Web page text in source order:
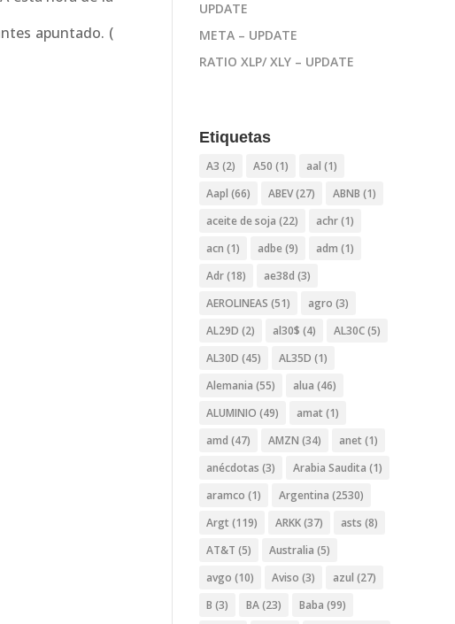
apuntado. (
UPDATE
META – UPDATE
RATIO XLP/ XLY – UPDATE
Etiquetas
A3 (2) A50 (1) aal (1)
Aapl (66) ABEV(27) ABNB (1)
aceite de soja (22) achr(1)
acn (1) adbe (9) adm (1)
Adr(18) ae38d (3)
AEROLINEAS (51) agro (3)
AL29D (2) al30$ (4) AL30C(5)
AL30D (45) AL35D (1)
Alemania (55) alua (46)
ALUMINIO (49) amat (1)
amd (47) AMZN (34) anet (1)
anécdotas (3) Arabia Saudita (1)
aramco (1) Argentina (2530)
Argt (119) ARKK(37) asts (8)
AT&T (5) Australia (5)
avgo (10) Aviso (3) azul (27)
B (3) BA(23) Baba (99)